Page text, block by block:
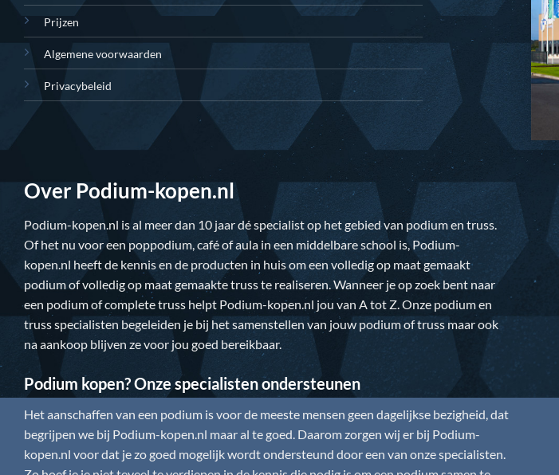
Prijzen
Algemene voorwaarden
Privacybeleid
Over Podium-kopen.nl
Podium-kopen.nl is al meer dan 10 jaar dé specialist op het gebied van podium en truss.
Of het nu voor een poppodium, café of aula in een middelbare school is,Podium-
kopen.nl heeft de kennis en de producten in huis om een volledig op maat gemaakt
podium of volledig op maat gemaakte truss te realiseren. Wanneer je op zoek bent naar
een podium of complete truss helpt Podium-kopen.nl jou van A tot Z. Onze podium en
truss specialisten begeleiden je bij het samenstellen van jouw podium of truss maar ook
na aankoop blijven ze voor jou goed bereikbaar.
Podium kopen? Onze specialisten ondersteunen
Het aanschaffen van een podium is voor de meeste mensen geen dagelijkse bezigheid, dat
begrijpen we bij Podium-kopen.nl maar al te goed. Daarom zorgen wij er bij Podium-
kopen.nl voor dat je zo goed mogelijk wordt ondersteund door een van onze specialisten.